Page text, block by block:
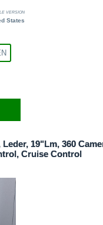
VERSION
States
19"Lm, 360
Cruise Control